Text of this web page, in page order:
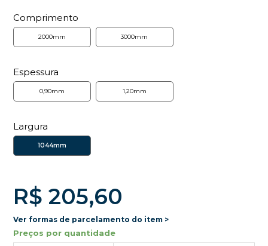
Comprimento
2000mm 3000mm
Espessura
0,90mm 1,20mm
Largura
1044mm
R$ 205,60
Ver formas de parcelamento do item >
Preços por quantidade